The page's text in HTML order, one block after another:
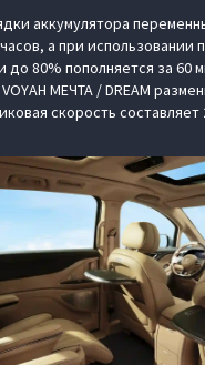
аккумулятора
а при использовании
до 80% пополняется за 60
МЕЧТА / DREAM
скорость составляет